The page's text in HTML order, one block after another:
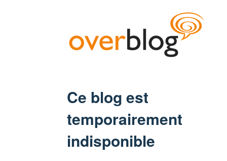
Ce blog est
temporairement
indisponible